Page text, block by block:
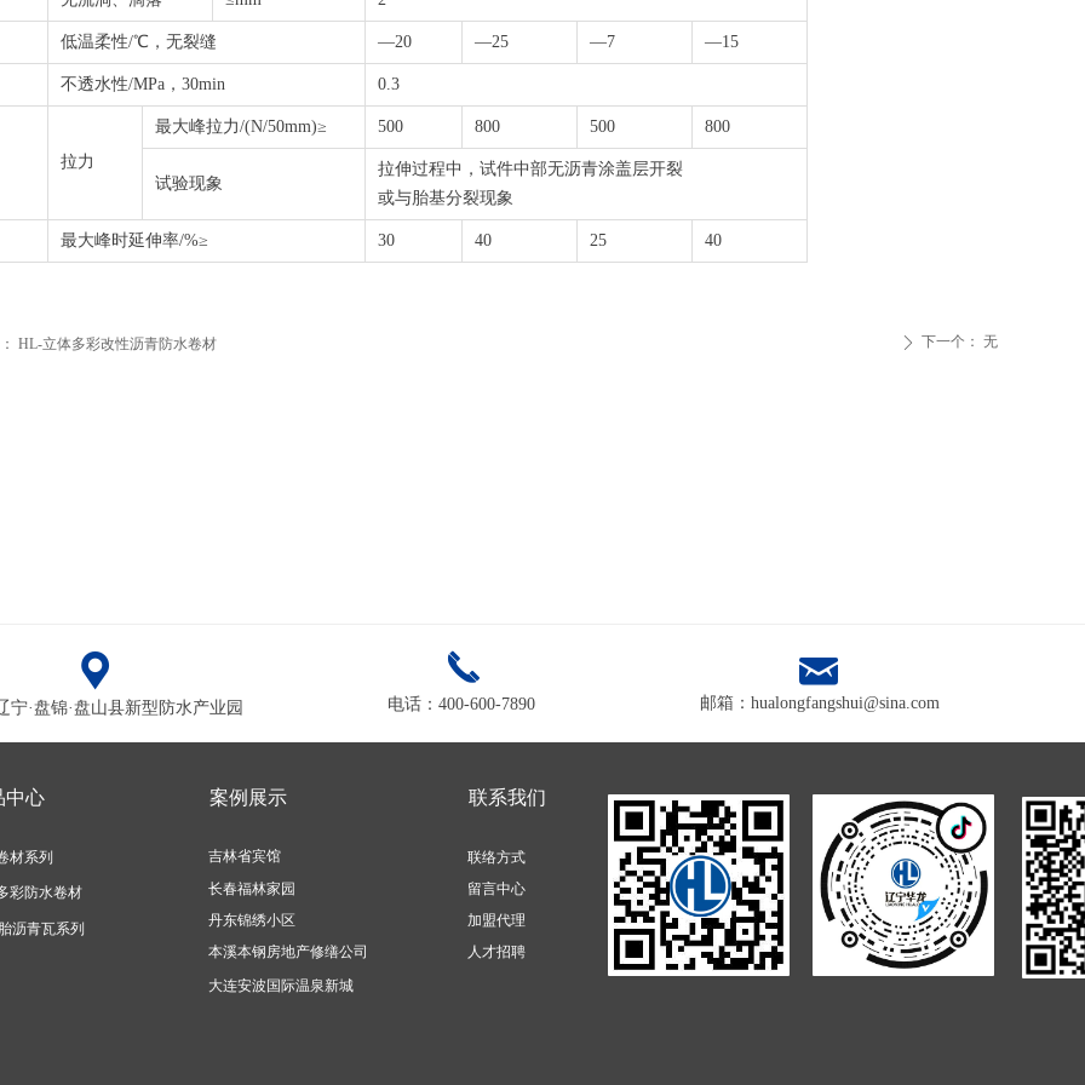
低温柔性/℃，无裂缝 —20 —25 —7 —15
不透水性/MPa，30min 0.3
拉力
最大峰拉力/(N/50mm)≥ 500 800 500 800
试验现象
拉伸过程中，试件中部无沥青涂盖层开裂
或与胎基分裂现象
最大峰时延伸率/%≥ 30 40 25 40
HL-立体多彩改性沥青防水卷材 ꄲ 下一个： 无
邮箱：hualongfangshui@sina.com
낂
电话：400-600-7890
끅
宁·盘锦·盘山县新型防水产业园
끇
人才招聘
加盟代理
联系我们
联络方式
留言中心
丹东锦绣小区
大连安波国际温泉新城
本溪本钢房地产修缮公司
吉林省宾馆
案例展示
长春福林家园
中心
沥青瓦系列
彩防水卷材
材系列